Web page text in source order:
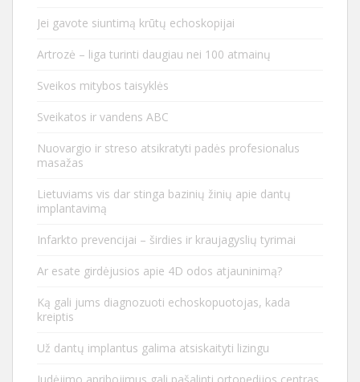
Jei gavote siuntimą krūtų echoskopijai
Artrozė – liga turinti daugiau nei 100 atmainų
Sveikos mitybos taisyklės
Sveikatos ir vandens ABC
Nuovargio ir streso atsikratyti padės profesionalus
masažas
Lietuviams vis dar stinga bazinių žinių apie dantų
implantavimą
Infarkto prevencijai – širdies ir kraujagyslių tyrimai
Ar esate girdėjusios apie 4D odos atjauninimą?
Ką gali jums diagnozuoti echoskopuotojas, kada
kreiptis
Už dantų implantus galima atsiskaityti lizingu